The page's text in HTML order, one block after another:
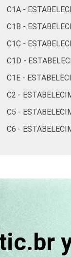
Fonte: CGI/NIC.br,
de
C1A -
C1B -
C1C -
C1D -
C1E -
C2 -
C5 -
C6 -